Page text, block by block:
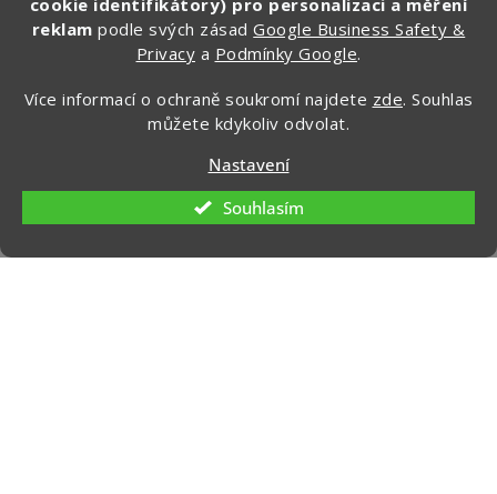
cookie identifikátory) pro personalizaci a měření
reklam podle svých zásadGoogle Business Safety &
Privacy a Podmínky Google.
Více informací o ochraně soukromí najdete zde. Souhlas
můžete kdykoliv odvolat.
Nastavení
Souhlasím
CHCI ZÍSKAT SLEVU 100 KČ »
Ochrana osobních údajů
Kontakt